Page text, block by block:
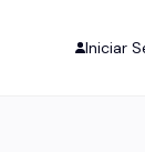
Iniciar